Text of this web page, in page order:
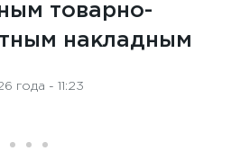
товарно-
накладным
года - 11:23